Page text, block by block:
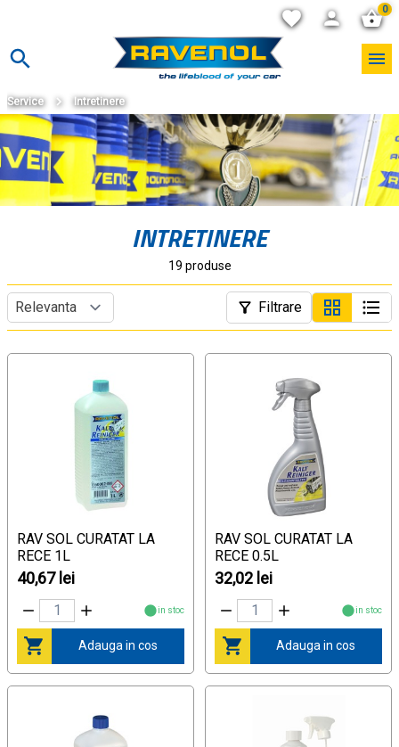
0
Service Intretinere
INTRETINERE
19 produse
Filtrare
RAV SOL CURATAT LA
RECE 1L
40,67 lei
in stoc
Adauga in cos
RAV SOL CURATAT LA
RECE 0.5L
32,02 lei
in stoc
Adauga in cos